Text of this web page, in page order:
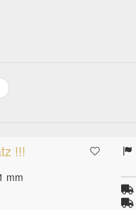
!!!
mm